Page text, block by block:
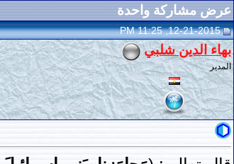
عرض مشاركة واحدة
12-21-2015, 11:25 PM
بهاء الدين شلبي
المدير